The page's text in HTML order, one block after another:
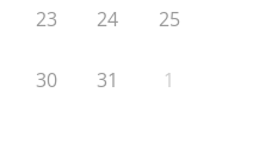
23 24 25
30 31 1